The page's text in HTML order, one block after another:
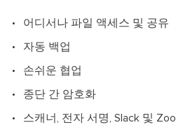
어디서나 파일 액세스 및 공유
자동 백업
손쉬운 협업
종단 간 암호화
스캐너, 전자 서명, Slack 및